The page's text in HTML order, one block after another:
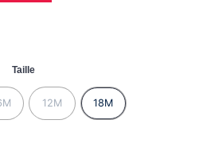
Taille
12M 18M